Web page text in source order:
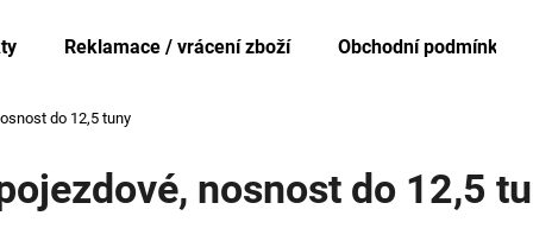
Reklamace / vrácení zboží Obchodní podmínky
do 12,5 tuny
nosnost do 12,5
Co potřebujete najít?